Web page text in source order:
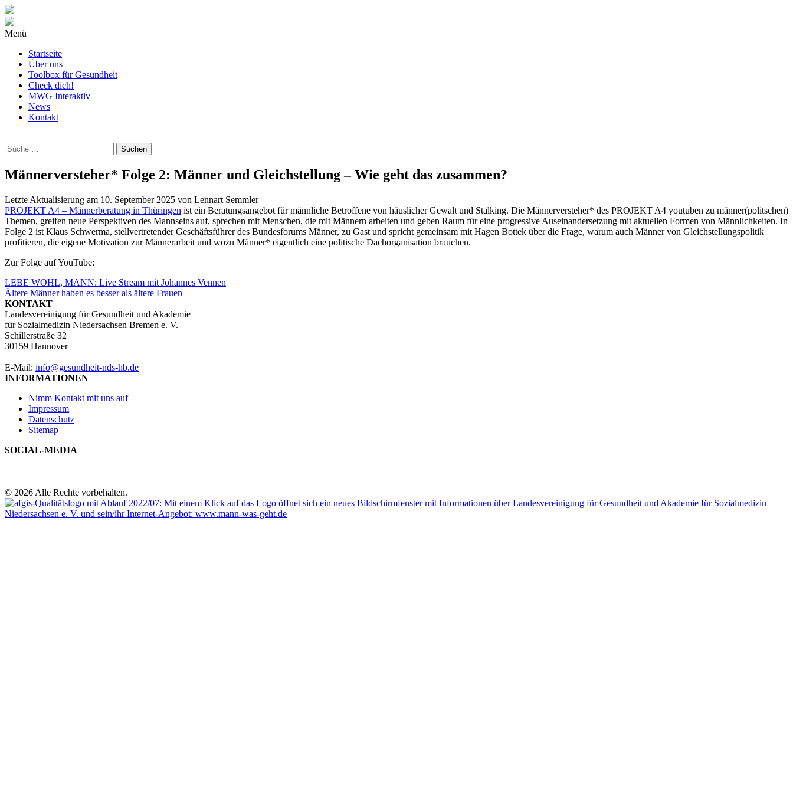
Menü
Startseite
Über uns
Toolbox für Gesundheit
Check dich!
MWG Interaktiv
News
Kontakt
suchst
Du?
Männerversteher* Folge 2: Männer und Gleichstellung – Wie geht das zusammen?
Letzte Aktualisierung am 10. September 2025 von Lennart Semmler
PROJEKT A4 – Männerberatung in Thüringen ist ein Beratungsangebot für männliche Betroffene von häuslicher Gewalt und Stalking. Die Männerversteher* des PROJEKT A4 youtuben zu männer(politschen)
Themen, greifen neue Perspektiven des Mannseins auf, sprechen mit Menschen, die mit Männern arbeiten und geben Raum für eine progressive Auseinandersetzung mit aktuellen Formen von Männlichkeiten. In
Folge 2 ist Klaus Schwerma, stellvertretender Geschäftsführer des Bundesforums Männer, zu Gast und spricht gemeinsam mit Hagen Bottek über die Frage, warum auch Männer von Gleichstellungspolitik
profitieren, die eigene Motivation zur Männerarbeit und wozu Männer* eigentlich eine politische Dachorganisation brauchen.
Zur Folge auf YouTube:
Beitragsnavigation
LEBE WOHL, MANN: Live Stream mit Johannes Vennen
Ältere Männer haben es besser als ältere Frauen
KONTAKT
Landesvereinigung für Gesundheit und Akademie
für Sozialmedizin Niedersachsen Bremen e. V.
Schillerstraße 32
30159 Hannover
E-Mail: info@gesundheit-nds-hb.de
INFORMATIONEN
Nimm Kontakt mit uns auf
Impressum
Datenschutz
Sitemap
SOCIAL-MEDIA
© 2026 Alle Rechte vorbehalten.